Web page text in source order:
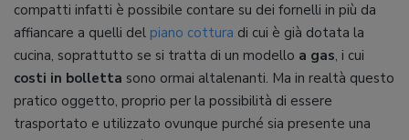
compatti infatti è possibile contare su dei fornelli in più da
affiancare a quelli del piano cottura di cui è già dotata la
cucina, soprattutto se si tratta di un modello a gas, i cui
costi in bolletta sono ormai altalenanti. Ma in realtà questo
pratico oggetto, proprio per la possibilità di essere
trasportato e utilizzato ovunque purché sia presente una